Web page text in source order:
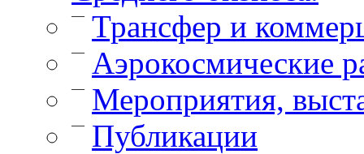
— Трансфер и
— Аэрокосмические
— Мероприятия,
— Публикации